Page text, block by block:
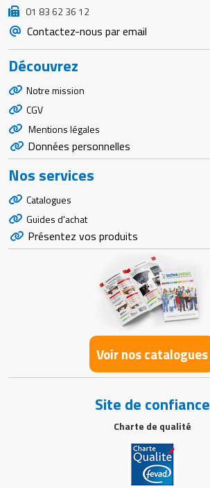
01 83 62 36 12
Contactez-nous par email
Découvrez
Notre mission
CGV
Mentions légales
Données personnelles
Nos services
Catalogues
Guides d'achat
Présentez vos produits
Voir nos catalogues
Site de confiance
Charte de qualité